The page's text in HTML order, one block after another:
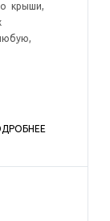
крыши,